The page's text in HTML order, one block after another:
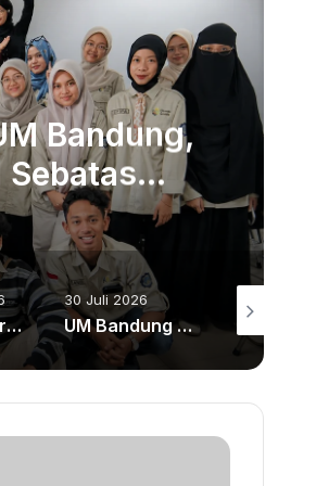
Bandung,
Sebatas
Efisiensi Perpusnas Dinilai Berisiko Melemahkan Ekosistem Riset dan Literasi Nasional
30 Juli 2026
UM Bandung dan Rumah Zakat Dorong Revolusi Literasi Lingkungan dari Desa